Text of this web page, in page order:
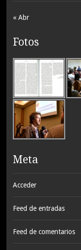
« Abr
Fotos
Meta
Acceder
Feed de entradas
Feed de comentarios